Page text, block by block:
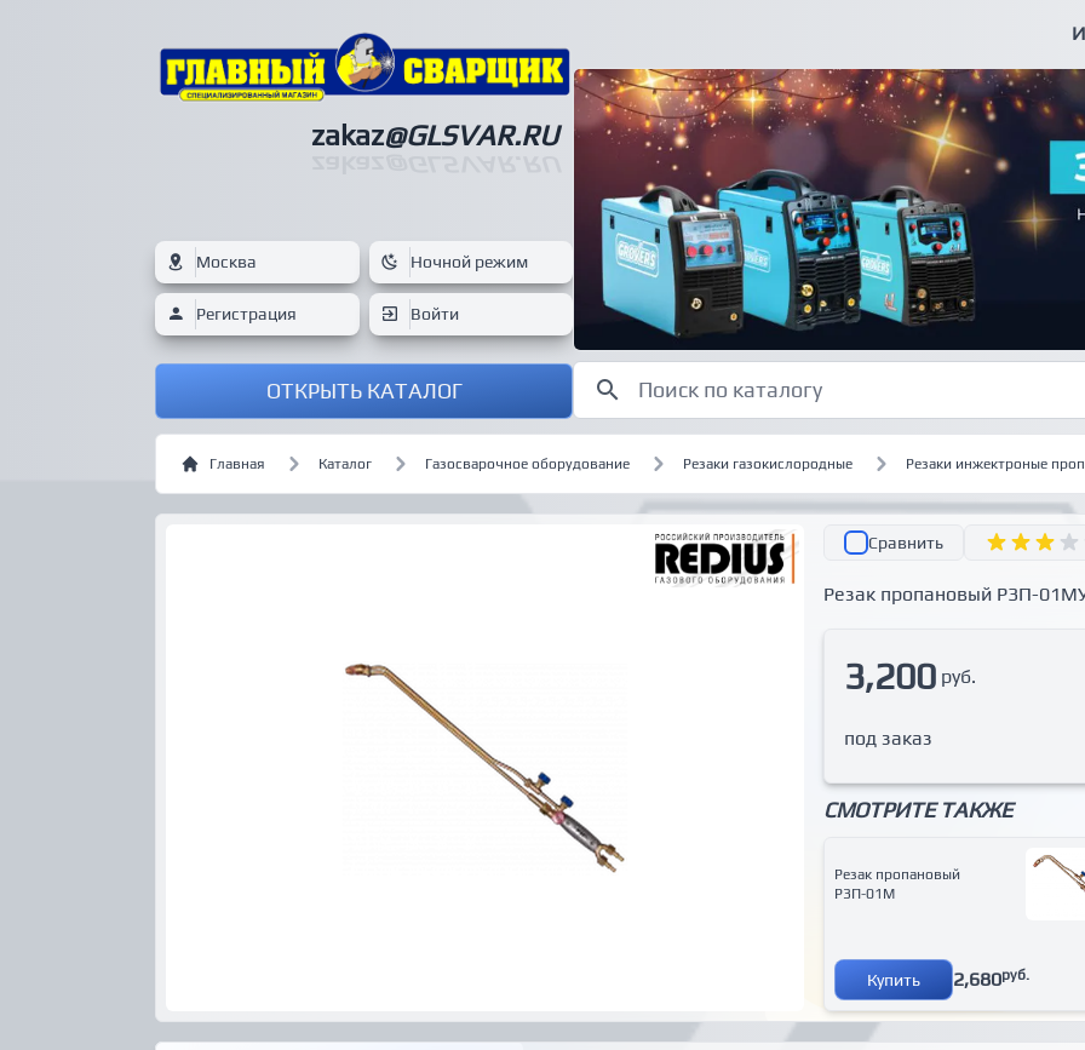
zakaz@GLSVAR.RU
Москва Ночной режим
Регистрация Войти
ОТКРЫТЬ КАТАЛОГ
Главная Каталог Газосварочное оборудование Резаки газокислородные Резаки инжектроные
Сравнить
Резак пропановый Р3П-
3,200 руб.
под заказ
СМОТРИТЕ ТАКЖЕ
Резак пропановый
Р3П-01М
Купить 2,680руб.